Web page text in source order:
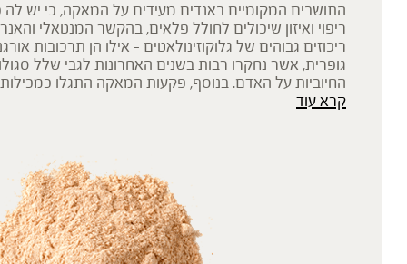
התושבים המקומיים באנדים מעידים על המאקה, כי יש לה
ריפוי ואיזון שיכולים לחולל פלאים, בהקשר המנטאלי
ריכוזים גבוהים של גלוקוזינולאטים – אילו הן תרכובות
גופרית, אשר נחקרו רבות בשנים האחרונות לגבי שלל
החיוביות על האדם. בנוסף, פקעות המאקה התגלו
מינרלים, ויטמינים, חומצות אמינו וחלבונים, פחמימות
קרא עוד